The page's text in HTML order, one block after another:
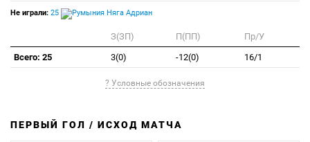
Не играли: 25 Няга Адриан
З(ЗП) П(ПП)
Пр/У
Всего: 25
3(0) -12(0) 16/1
? Условные обозначения
ПЕРВЫЙ ГОЛ / ИСХОД МАТЧА